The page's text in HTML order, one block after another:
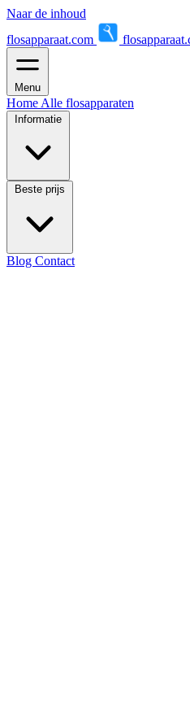
Naar de inhoud
flosapparaat.com
Menu
Home Alle flosapparaten
Informatie
Beste prijs
Blog Contact